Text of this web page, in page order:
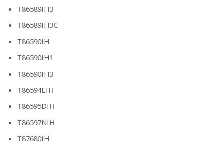
T86589IH3
T86589IH3C
T86590IH
T86590IH1
T86590IH3
T86594EIH
T86595DIH
T86597NIH
T87680IH